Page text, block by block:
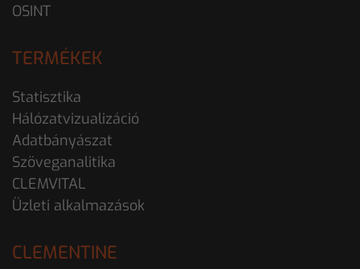
OSINT
TERMÉKEK
Statisztika
Hálózatvizualizáció
Adatbányászat
Szöveganalitika
CLEMVITAL
Üzleti alkalmazások
CLEMENTINE